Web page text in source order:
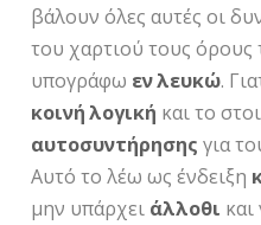
βάλουν όλες αυτές οι
του χαρτιού τους όρους
υπογράφω εν λευκώ.
κοινή λογική και το
αυτοσυντήρησης για
Αυτό το λέω ως ένδειξη
μην υπάρχει άλλοθι και